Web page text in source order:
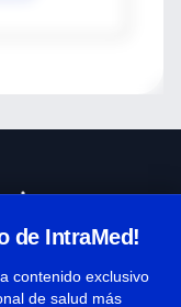
de IntraMed!
contenido exclusivo
de salud más